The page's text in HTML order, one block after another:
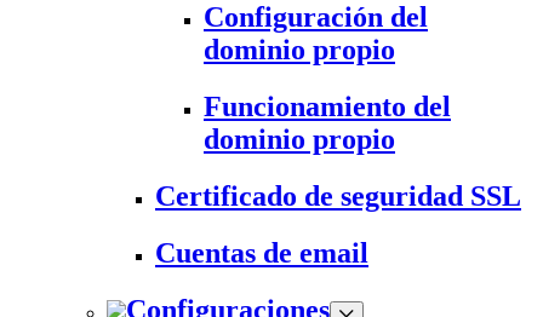
Configuración del
dominio propio
Funcionamiento del
dominio propio
Certificado de seguridad SSL
Cuentas de email
Configuraciones